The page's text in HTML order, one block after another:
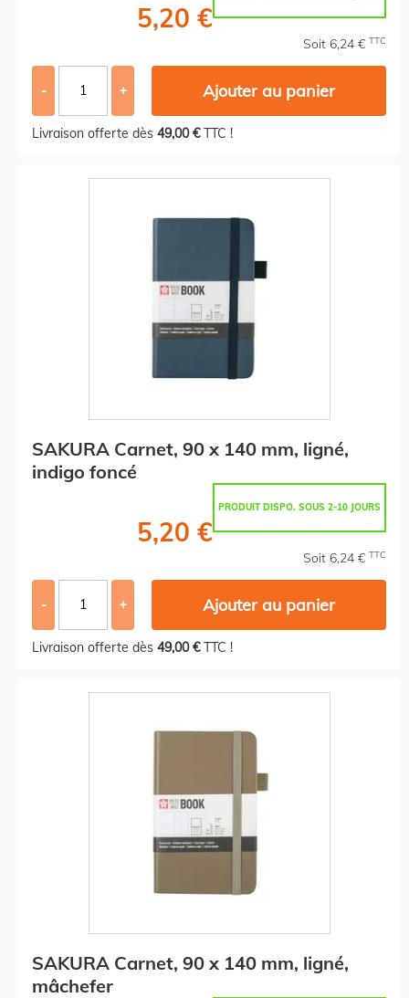
5,20 €
Soit 6,24 € TTC
- + Ajouter au panier
Livraison offerte dès 49,00 €TTC !
SAKURA Carnet, 90 x 140 mm, ligné,
indigo foncé
PRODUIT DISPO. SOUS 2-10 JOURS
5,20 €
Soit 6,24 € TTC
- + Ajouter au panier
Livraison offerte dès 49,00 €TTC !
SAKURA Carnet, 90 x 140 mm, ligné,
mâchefer